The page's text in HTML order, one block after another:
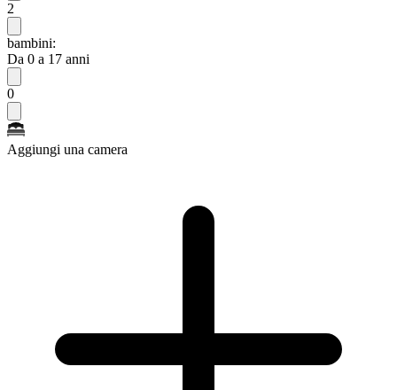
2
bambini:
Da 0 a 17 anni
0
Aggiungi una camera